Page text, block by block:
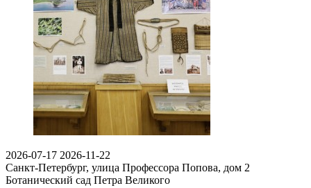
2026-07-17 2026-11-22
Санкт-Петербург, улица Профессора Попова, дом 2
Ботанический сад Петра Великого